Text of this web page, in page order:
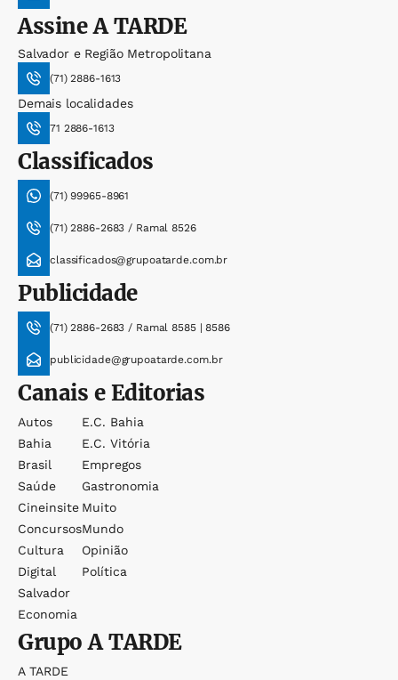
AssineA TARDE
Salvador e Região Metropolitana
(71) 2886-1613
Demais localidades
71 2886-1613
Classificados
(71) 99965-8961
(71) 2886-2683 / Ramal 8526
classificados@grupoatarde.com.br
Publicidade
(71) 2886-2683 / Ramal 8585 | 8586
publicidade@grupoatarde.com.br
Canais e Editorias
Autos
Bahia
Brasil
Saúde
Cineinsite
Concursos
Cultura
Digital
Salvador
Economia
E.c. Bahia
E.c. Vitória
Empregos
Gastronomia
Muito
Mundo
Opinião
Política
GrupoA TARDE
A TARDE